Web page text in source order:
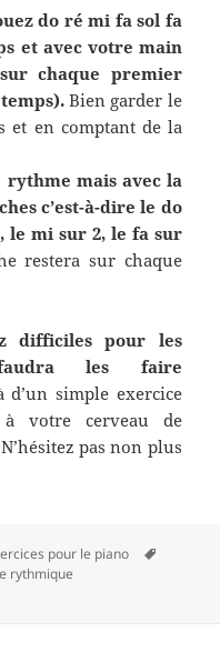
do ré mi fa sol fa
et avec votre main
chaque premier
Bien garder le
et en comptant de la
mais avec la
c’est-à-dire le do
le mi sur 2, le fa sur
restera sur chaque
difficiles pour les
les faire
d’un simple exercice
votre cerveau de
pas non plus
pour le piano
rythmique